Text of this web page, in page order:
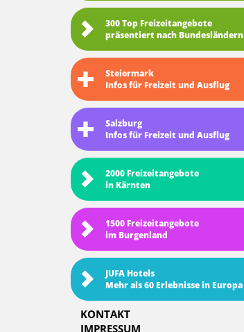
300 Top Freizeitangebote
präsentiert nach Bundesländern
Steiermark
Infos für Freizeit und Ausflug
Salzburg
Infos für Freizeit und Ausflug
2000 Freizeitangebote
in Kärnten
1500 Freizeitangebote
im Burgenland
JUFA Hotels
Mehr als 60 Erlebnisse in Europa
KONTAKT
IMPRESSUM